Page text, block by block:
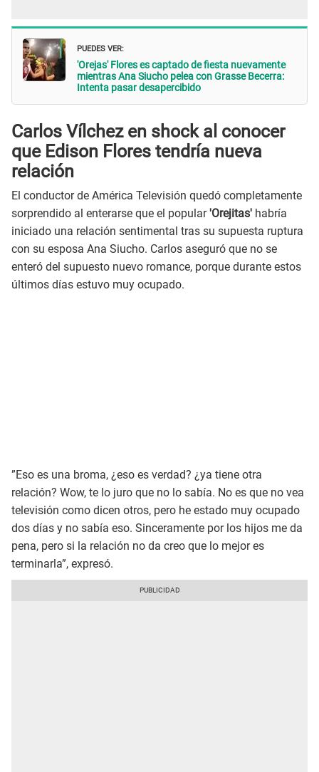
PUEDES VER:
'Orejas' Flores es captado de fiesta nuevamente
mientras Ana Siucho pelea con Grasse Becerra:
Intenta pasar desapercibido
Carlos Vílchez en shock al conocer
que Edison Flores tendría nueva
relación
El conductor de América Televisión quedó completamente
sorprendido al enterarse que el popular'Orejitas' habría
iniciado una relación sentimental tras su supuesta ruptura
con su esposa Ana Siucho. Carlos aseguró que no se
enteró del supuesto nuevo romance, porque durante estos
últimos días estuvo muy ocupado.
”Eso es una broma, ¿eso es verdad? ¿ya tiene otra
relación? Wow, te lo juro que no lo sabía. No es que no vea
televisión como dicen otros, pero he estado muy ocupado
dos días y no sabía eso. Sinceramente por los hijos me da
pena, pero si la relación no da creo que lo mejor es
terminarla”, expresó.